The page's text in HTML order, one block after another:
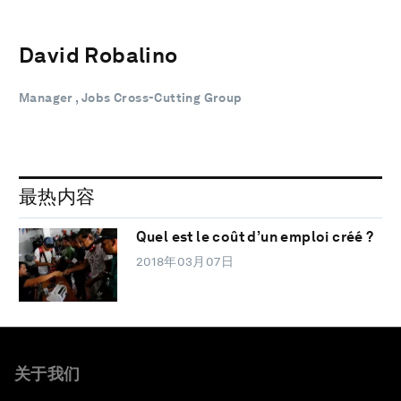
David Robalino
Manager , Jobs Cross-Cutting Group
最热内容
Quel est le coût d’un emploi créé ?
2018年03月07日
关于我们